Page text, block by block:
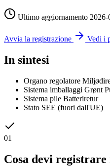
Ultimo aggiornamento 2026-
Avvia la registrazione Vedi i
In sintesi
Organo regolatore
Sistema imballaggi Grønt
Sistema pile Batteriretur
Stato SEE (fuori dall'UE)
01
Cosa devi